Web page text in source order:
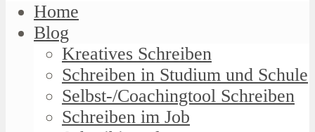
Home
Blog
Kreatives Schreiben
Schreiben in Studium und Schule
Selbst-/Coachingtool Schreiben
Schreiben im Job